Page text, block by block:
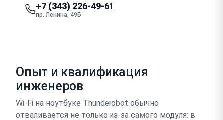
+7 (343) 226-49-61
пр. Ленина, 49Б
Опыт и квалификация
инженеров
Wi-Fi на ноутбуке Thunderobot обычно
отваливается не только из-за самого модуля: в